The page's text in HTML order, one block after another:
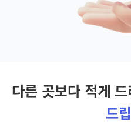
다른 곳보다 적게 드
드